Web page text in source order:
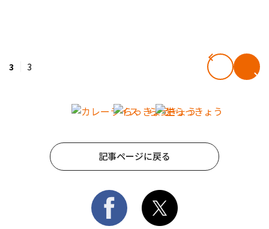
3 3
記事ページに戻る